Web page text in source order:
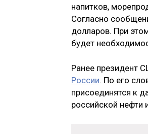
напитков,
Согласно
долларов. При
будет
Ранее президент
России. По его
присоединятся к
российской нефти